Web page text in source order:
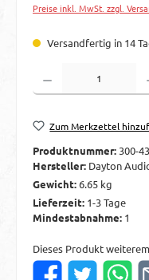
Preise inkl. MwSt. zzgl.
Versandfertig in 14
Produkt Anzahl: Gib den
Zum Merkzettel
Produktnummer:300-
Hersteller: Dayton
Gewicht:6.65 kg
Lieferzeit: 1-3 Tage
Mindestabnahme: 1
Dieses Produkt